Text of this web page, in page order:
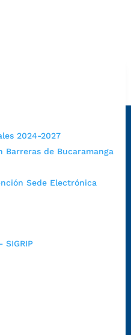
2024-2027
Barreras de Bucaramanga
Sede Electrónica
SIGRIP
2022
inscribirse y solicitar un
Santander,
68001.